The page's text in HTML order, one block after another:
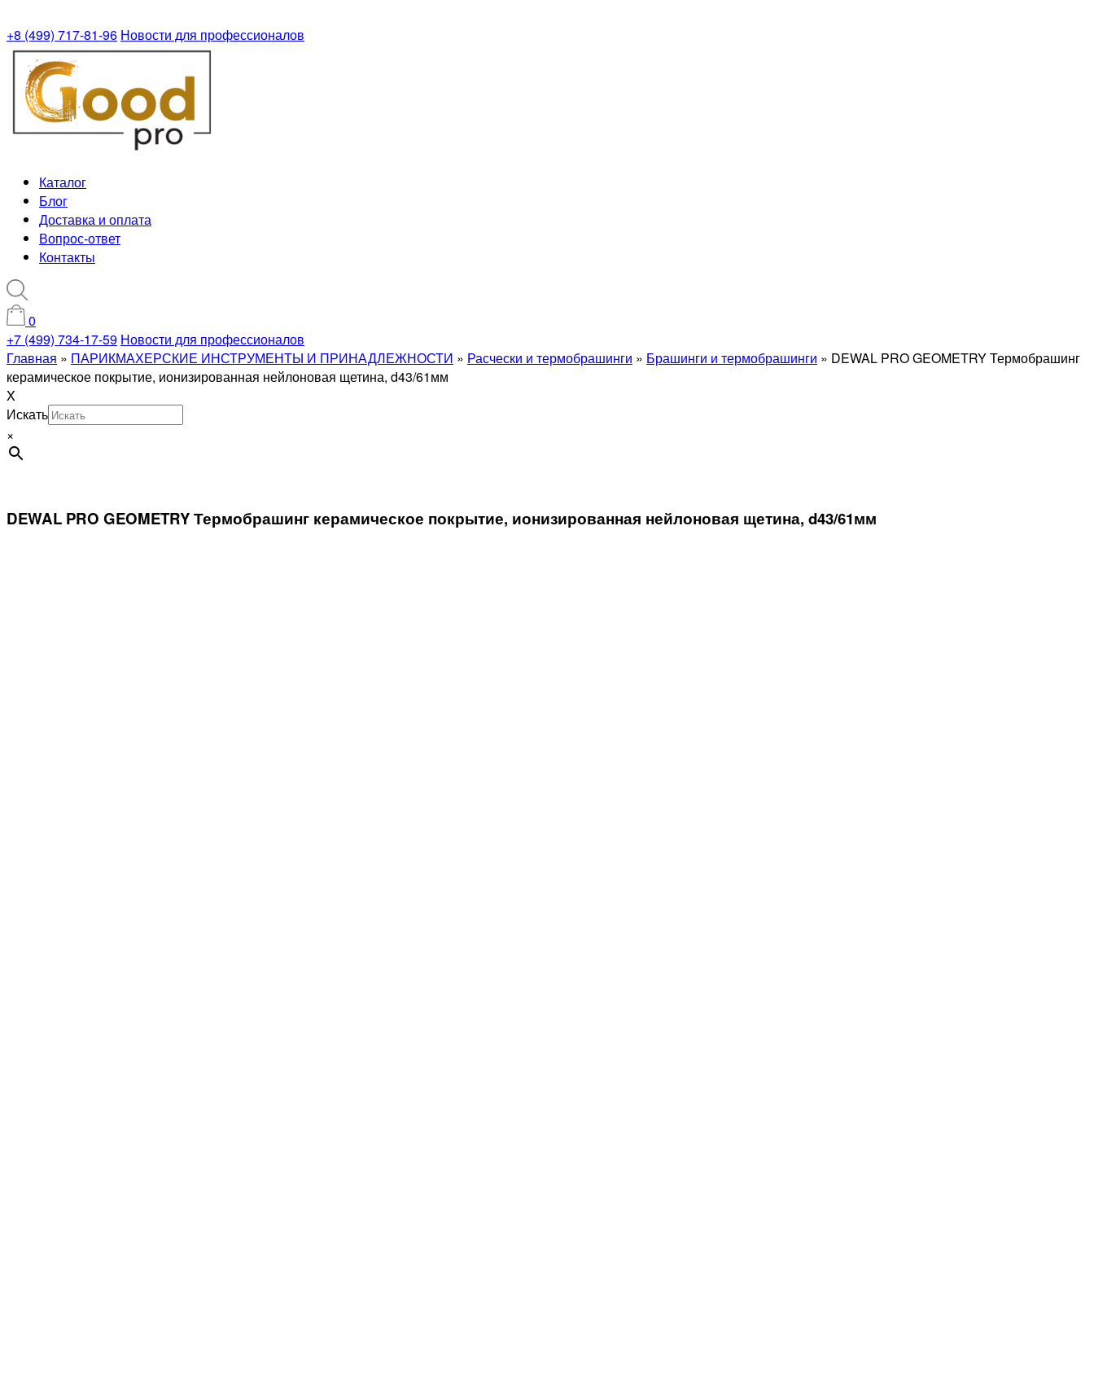
+8 (499) 717-81-96 Новости для профессионалов
Каталог
Блог
Доставка и оплата
Вопрос-ответ
Контакты
0
+7 (499) 734-17-59 Новости для профессионалов
Главная » ПАРИКМАХЕРСКИЕ ИНСТРУМЕНТЫ И ПРИНАДЛЕЖНОСТИ » Расчески и термобрашинги » Брашинги и термобрашинги » DEWAL PRO GEOMETRY Термобрашинг
керамическое покрытие, ионизированная нейлоновая щетина, d43/61мм
X
Искать
×
DEWAL PRO GEOMETRY Термобрашинг керамическое покрытие, ионизированная нейлоновая щетина, d43/61мм